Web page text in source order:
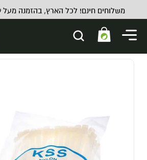
משלוחים חינם! לכל הארץ, בהזמנה מעל ₪299
מצע אדמה Enjoy - 50 ליטר